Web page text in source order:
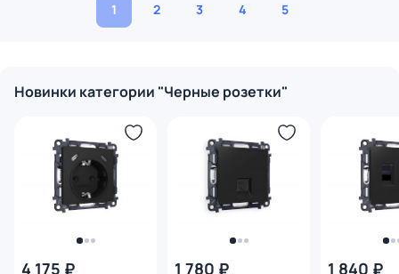
1 2 3 4 5
Новинки категории "Черные розетки"
4 175 ₽ 1 780 ₽ 1 840 ₽